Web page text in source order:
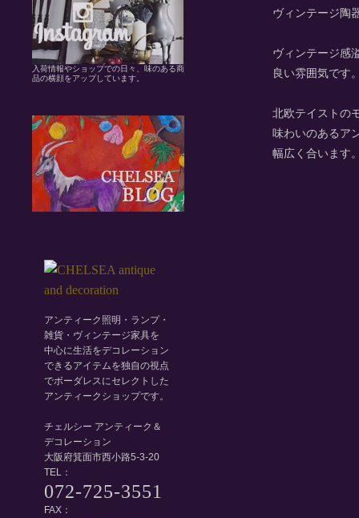
ヴィンテージ陶
ヴィンテージ感
良い雰囲気です
北欧テイストの
味わいのあるア
幅広く合います
入荷情報やショップでの日々、味のある商
品の横顔をアップしています。
アンティーク照明・ランプ・
雑貨・ヴィンテージ家具を
中心に生活をデコレーション
できるアイテムを独自の視点
でボーダレスにセレクトした
アンティークショップです。
チェルシー アンティーク＆
デコレーション
大阪府箕面市西小路5-3-20
TEL：
072-725-3551
FAX：